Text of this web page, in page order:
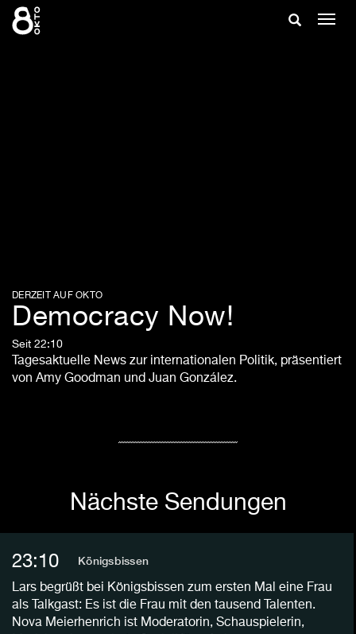
Zum
Inhalt
Suche
DERZEIT AUF OKTO
Democracy Now!
Seit 22:10
Tagesaktuelle News zur internationalen Politik, präsentiert
von Amy Goodman und Juan González.
Nächste Sendungen
23:10 Königsbissen
Lars begrüßt bei Königsbissen zum ersten Mal eine Frau
als Talkgast: Es ist die Frau mit den tausend Talenten.
Nova Meierhenrich ist Moderatorin, Schauspielerin,